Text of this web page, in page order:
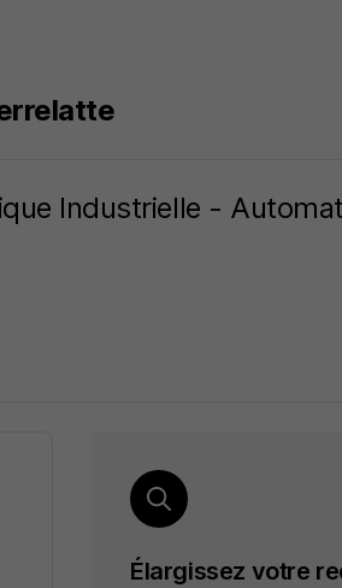
Industrielle -
Élargissez votre